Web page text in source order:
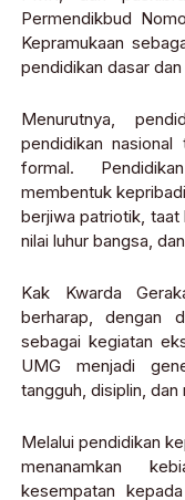
Permendikbud
Kepramukaan
pendidikan dasar
Menurutnya,
pendidikan
formal.
membentuk
berjiwa patriotik, taat
nilai luhur bangsa,
Kak Kwarda
berharap, dengan
sebagai kegiatan
UMG menjadi
tangguh, disiplin, dan
Melalui pendidikan
menanamkan
kesempatan